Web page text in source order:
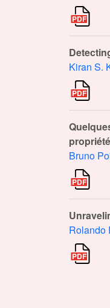
Kiran S.
Bruno
Rolando